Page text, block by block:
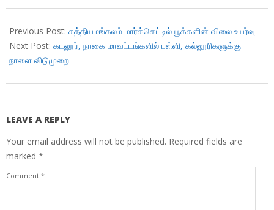
11-
15
Previous Post: சத்தியமங்கலம் மார்க்கெட்டில் பூக்களின் விலை உயர்வு
Next Post: கடலூர், நாகை மாவட்டங்களில் பள்ளி, கல்லூரிகளுக்கு
நாளை விடுமுறை
LEAVE A REPLY
Your email address will not be published. Required fields are
marked *
Comment *